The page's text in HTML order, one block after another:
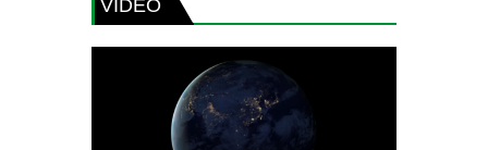
VIDEO